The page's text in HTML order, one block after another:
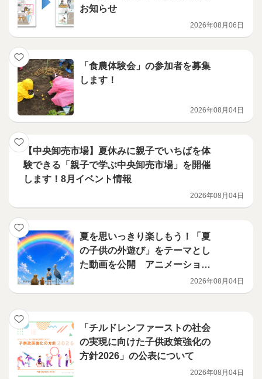
お知らせ
2026年08月06日
「食農体験会」の参加者を募集
します！
2026年08月04日
【中央卸売市場】夏休みに親子でいちばを体
験できる「親子で学ぶ中央卸売市場」を開催
します！8月イベント情報
2026年08月04日
夏を思いっきり楽しもう！「夏
の子供の外遊び」をテーマとし
た動画を公開 アニメーション
2026年08月04日
「チルドレンファーストの社会
の実現に向けた子供政策強化の
方針2026」の公表について
2026年08月04日